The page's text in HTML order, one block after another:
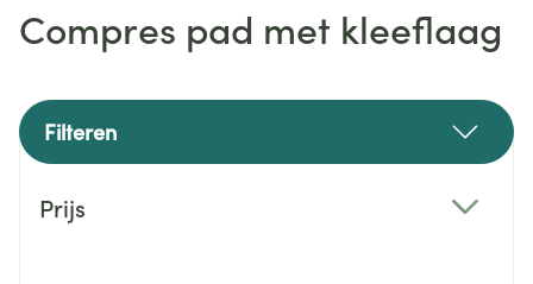
Compres pad met kleeflaag
Filteren
Prijs